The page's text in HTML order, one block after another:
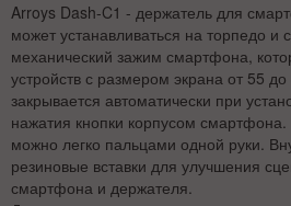
Arroys Dash-C1 - держатель для
может устанавливаться на торпедо и
механический зажим смартфона,
устройств с размером экрана от 55
закрывается автоматически при
нажатия кнопки корпусом смартфона.
можно легко пальцами одной руки.
резиновые вставки для улучшения
смартфона и держателя.